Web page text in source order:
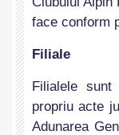
face conform
Filiale
Filialele
propriu acte
Adunarea